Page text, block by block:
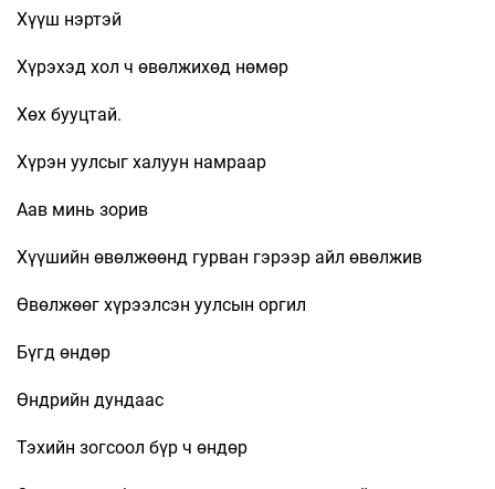
Хүүш нэртэй
Хүрэхэд хол ч өвөлжихөд нөмөр
Хөх бууцтай.
Хүрэн уулсыг халуун намраар
Аав минь зорив
Хүүшийн өвөлжөөнд гурван гэрээр айл өвөлжив
Өвөлжөөг хүрээлсэн уулсын оргил
Бүгд өндөр
Өндрийн дундаас
Тэхийн зогсоол бүр ч өндөр